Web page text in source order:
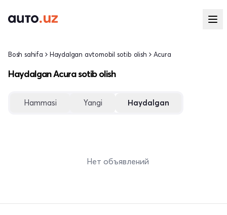
Bosh sahifa Haydalgan avtomobil sotib olish Acura
Haydalgan Acura sotib olish
Hammasi Yangi Haydalgan
Нет объявлений